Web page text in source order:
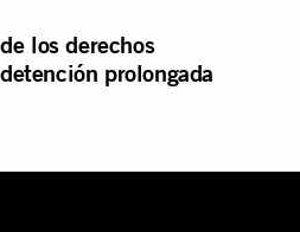
los derechos
prolongada